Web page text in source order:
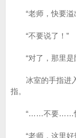
“老师，快要溢
“不要说了！”
“对了，那里是
冰室的手指进入
指。
“……不要……快
“老师，这里好